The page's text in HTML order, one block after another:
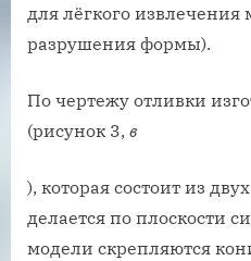
для лёгкого
разрушения формы).
По чертежу отливки
(рисунок 3, в
), которая состоит из
делается по плоскости
модели скрепляются